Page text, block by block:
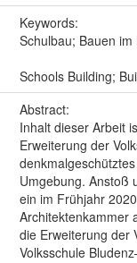
Keywords:
Schulbau; Bauen
Schools Building;
Abstract:
Inhalt dieser Arbeit
Erweiterung der
Umgebung. Anstoß
ein im Frühjahr
Architektenkammer
die Erweiterung der
Volksschule